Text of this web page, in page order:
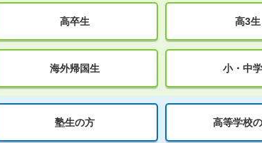
高卒生 高3生
海外帰国生 小・中
塾生の方 高等学校